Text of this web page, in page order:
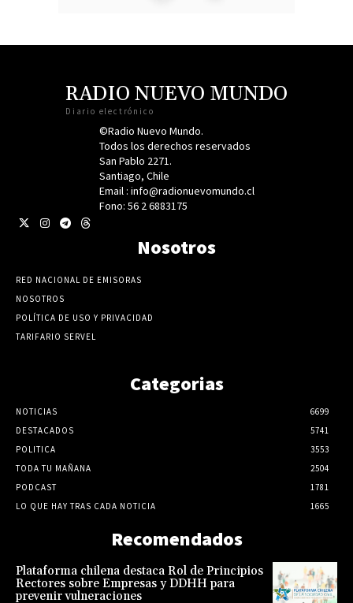
RADIO NUEVO MUNDO
Diario electrónico
©Radio Nuevo Mundo.
Todos los derechos reservados
San Pablo 2271.
Santiago, Chile
Email : info@radionuevomundo.cl
Fono: 56 2 6883175
Nosotros
RED NACIONAL DE EMISORAS
NOSOTROS
POLÍTICA DE USO Y PRIVACIDAD
TARIFARIO SERVEL
Categorias
NOTICIAS
6699
DESTACADOS
5741
POLITICA
3553
TODA TU MAÑANA
2504
PODCAST
1781
LO QUE HAY TRAS CADA NOTICIA
1665
Recomendados
Plataforma chilena destaca Rol de Principios
Rectores sobre Empresas y DDHH para
prevenir vulneraciones